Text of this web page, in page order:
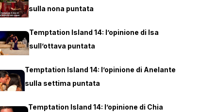
sulla nona puntata
Temptation Island 14: l’opinione di Isa
sull’ottava puntata
Temptation Island 14: l’opinione di Anelante
sulla settima puntata
Temptation Island 14: l’opinione di Chia